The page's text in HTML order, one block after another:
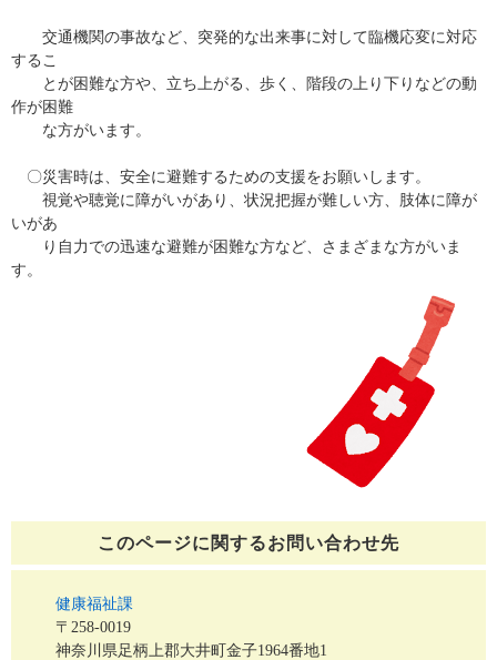
交通機関の事故など、突発的な出来事に対して臨機応変に対応
するこ
とが困難な方や、立ち上がる、歩く、階段の上り下りなどの動
作が困難
な方がいます。
〇災害時は、安全に避難するための支援をお願いします。
視覚や聴覚に障がいがあり、状況把握が難しい方、肢体に障が
いがあ
り自力での迅速な避難が困難な方など、さまざまな方がいま
す。
このページに関するお問い合わせ先
健康福祉課
〒258-0019
神奈川県足柄上郡大井町金子1964番地1